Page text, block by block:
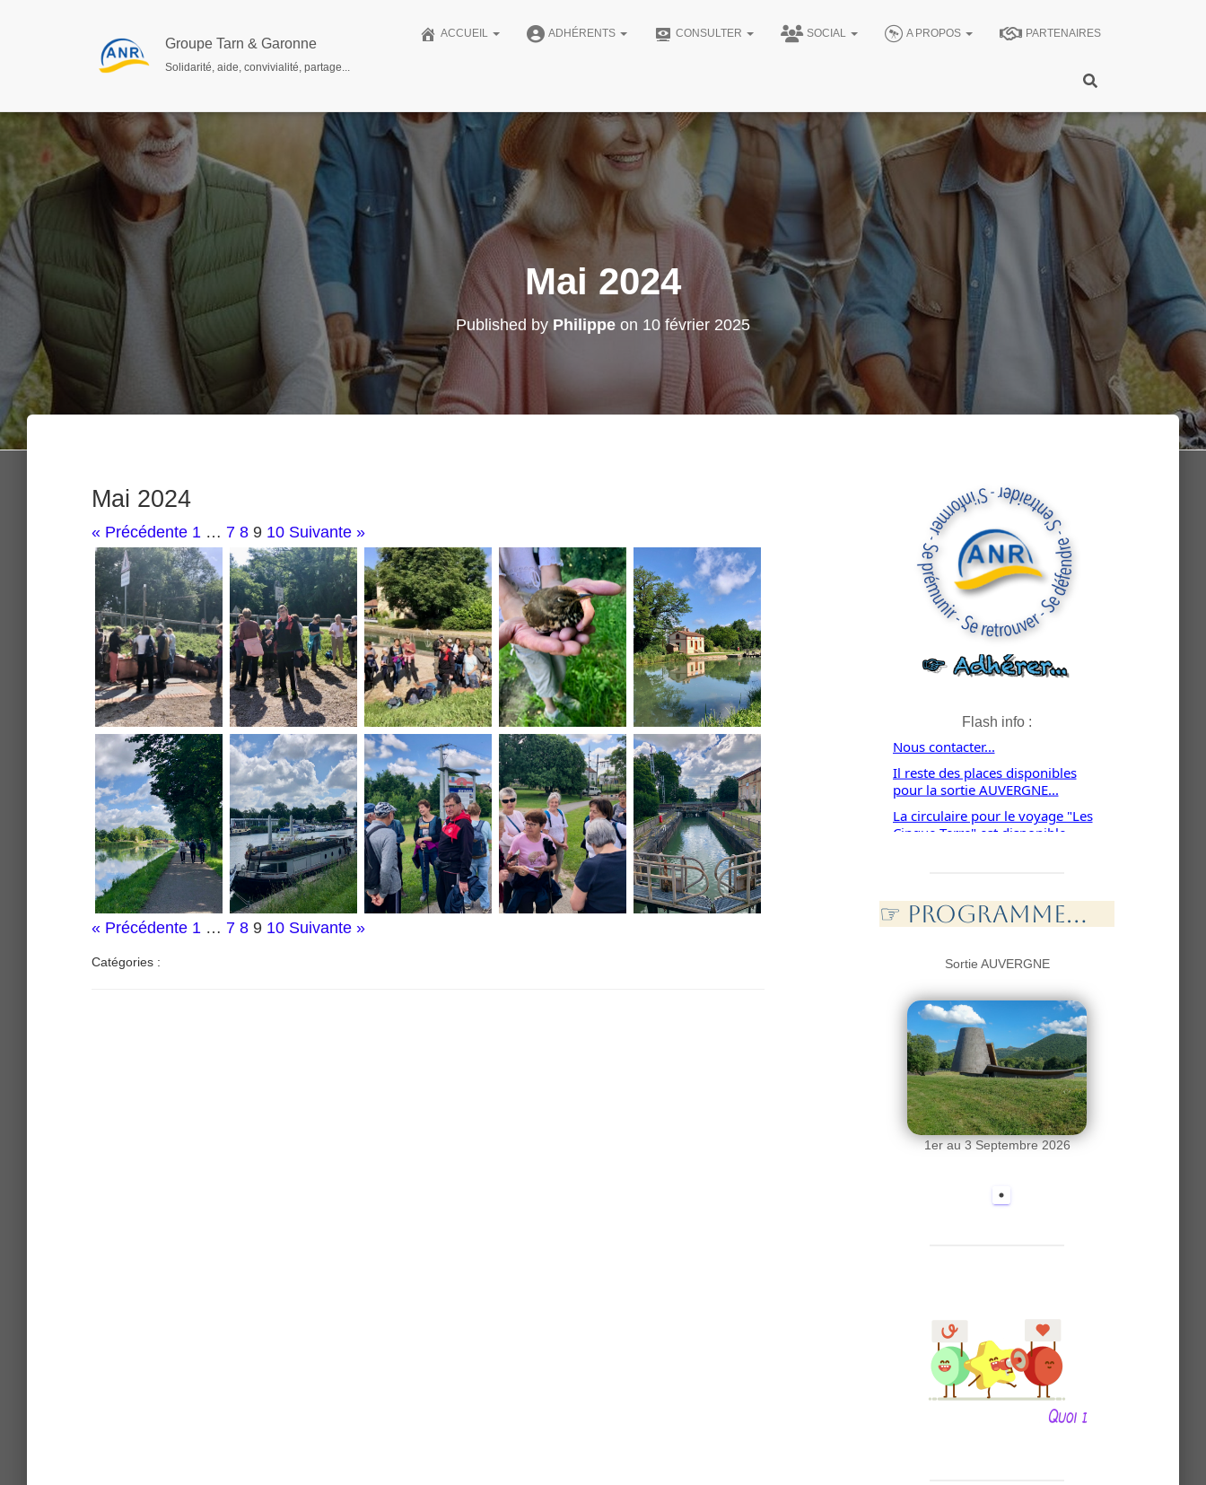
Groupe Tarn & Garonne
Solidarité, aide, convivialité, partage...
ACCUEIL ADHÉRENTS CONSULTER SOCIAL A PROPOS PARTENAIRES
Mai 2024
Published by Philippe on 10 février 2025
Mai 2024
« Précédente 1 … 7 8 9 10 Suivante »
« Précédente 1 … 7 8 9 10 Suivante »
Catégories :
Flash info :
Nous contacter...
Il reste des places disponibles
pour la sortie AUVERGNE...
La circulaire pour le voyage "Les
Cinque Terre" est disponible...
☞ PROGramme...
Sortie AUVERGNE
1er au 3 Septembre 2026